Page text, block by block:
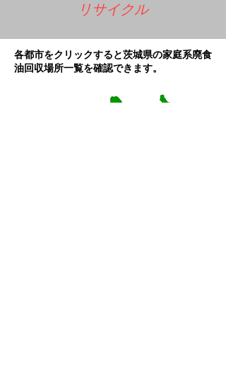
リサイクル
各都市をクリックすると茨城県の家庭系廃食
油回収場所一覧を確認できます。